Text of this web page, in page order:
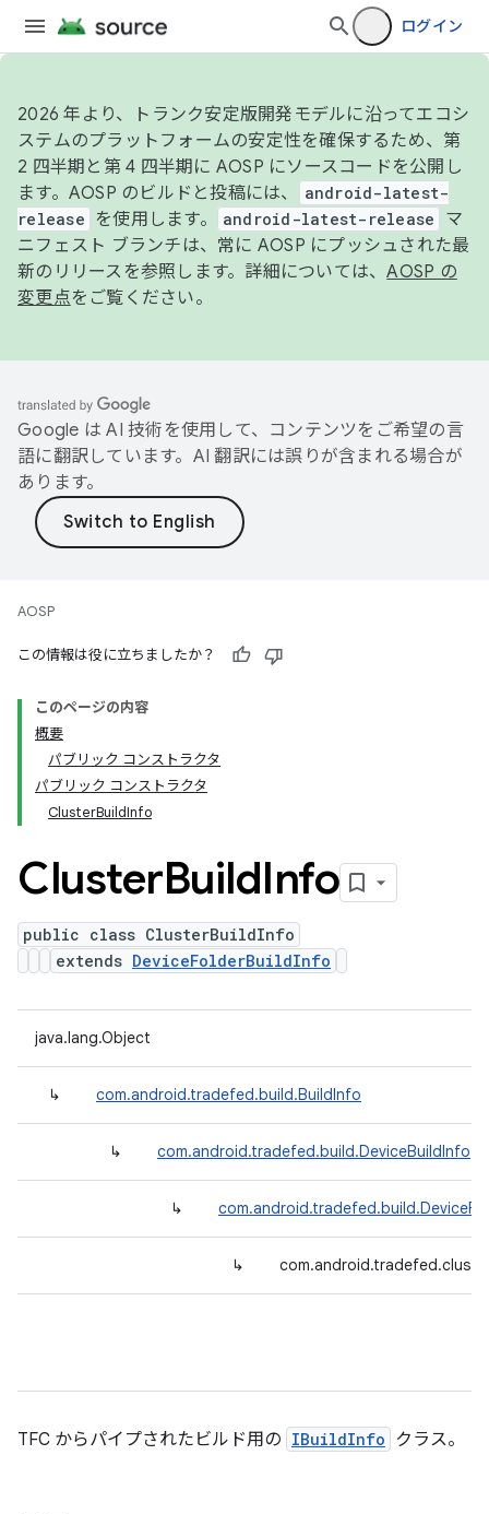
ログイン
2026 年より、トランク安定版開発モデルに沿ってエコシ
ステムのプラットフォームの安定性を確保するため、第
2 四半期と第 4 四半期に AOSP にソースコードを公開し
ます。AOSP のビルドと投稿には、
android-latest-
release
を使用します。 android-latest-release
マ
ニフェスト ブランチは、常に AOSP にプッシュされた最
新のリリースを参照します。詳細については、AOSP の
変更点をご覧ください。
Google は AI 技術を使用して、コンテンツをご希望の言
語に翻訳しています。AI 翻訳には誤りが含まれる場合が
あります。
AOSP
この情報は役に立ちましたか？
このページの内容
概要
パブリック コンストラクタ
パブリック コンストラクタ
ClusterBuildInfo
ClusterBuildInfo
public class ClusterBuildInfo
extends DeviceFolderBuildInfo
java.lang.Object
↳ com.android.tradefed.build.BuildInfo
↳ com.android.tradefed.build.DeviceBuildInfo
↳
↳
TFC からパイプされたビルド用の IBuildInfo クラス。